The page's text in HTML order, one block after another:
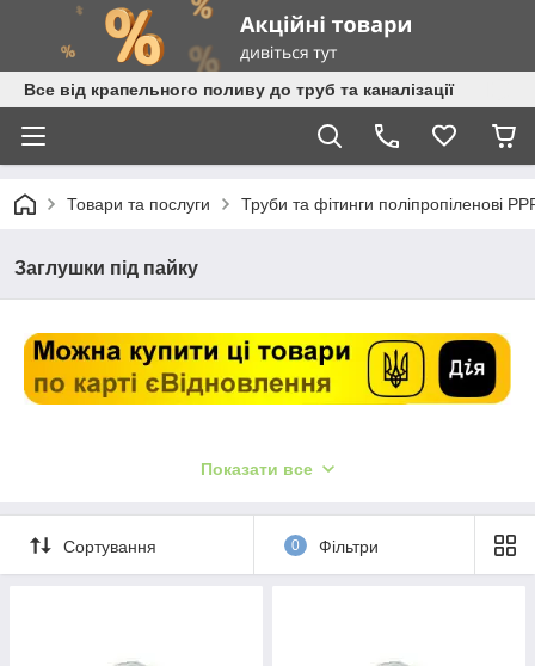
Все від крапельного поливу до труб та каналізації
Товари та послуги Труби та фітинги поліпропіленові
Заглушки під пайку
Показати все
Сортування 0 Фільтри